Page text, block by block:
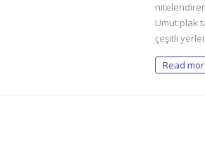
Umut plak
çeşitli
Read